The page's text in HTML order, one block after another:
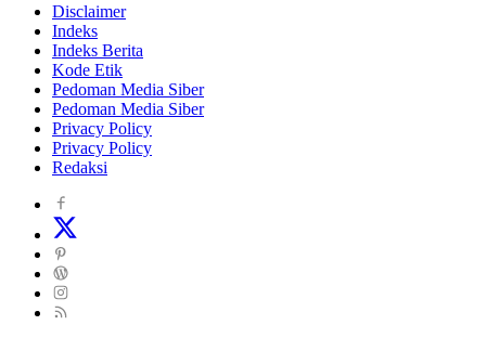
Disclaimer
Indeks
Indeks Berita
Kode Etik
Pedoman Media Siber
Pedoman Media Siber
Privacy Policy
Privacy Policy
Redaksi